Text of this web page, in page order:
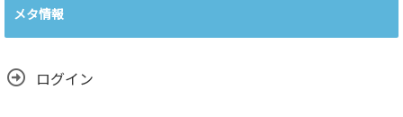
イ
メタ情報
ログイン